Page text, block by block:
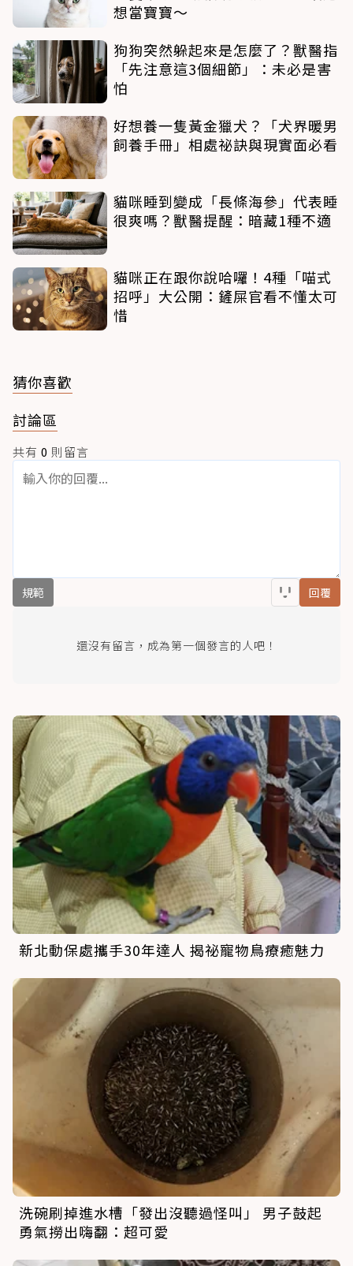
想當寶寶～
狗狗突然躲起來是怎麼了？獸醫指
「先注意這3個細節」：未必是害
怕
好想養一隻黃金獵犬？「犬界暖男
飼養手冊」相處祕訣與現實面必看
貓咪睡到變成「長條海參」代表睡
很爽嗎？獸醫提醒：暗藏1種不適
貓咪正在跟你說哈囉！4種「喵式
招呼」大公開：鏟屎官看不懂太可
惜
猜你喜歡
討論區
共有 0 則留言
規範 回覆
還沒有留言，成為第一個發言的人吧！
新北動保處攜手30年達人 揭祕寵物鳥療癒魅力
洗碗刷掉進水槽「發出沒聽過怪叫」 男子鼓起
勇氣撈出嗨翻：超可愛